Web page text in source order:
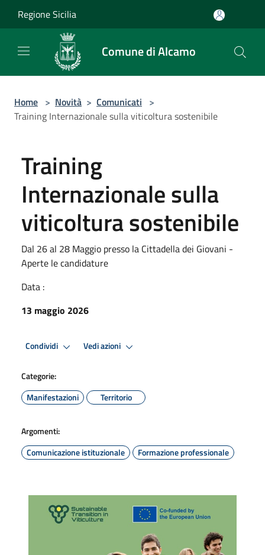
Regione Sicilia
Comune di Alcamo
Home > Novità > Comunicati >
Training Internazionale sulla viticoltura sostenibile
Training
Internazionale sulla
viticoltura sostenibile
Dal 26 al 28 Maggio presso la Cittadella dei Giovani -
Aperte le candidature
Data :
13 maggio 2026
Condividi Vedi azioni
Categorie:
Manifestazioni
Territorio
Argomenti:
Comunicazione istituzionale
Formazione professionale